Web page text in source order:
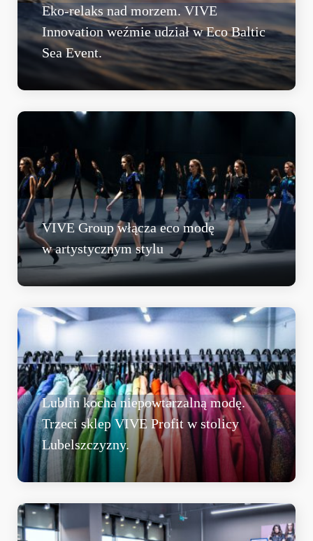
Eko-relaks nad morzem. VIVE
Innovation weźmie udział w Eco Baltic
Sea Event.
VIVE Group włącza eco modę
w artystycznym stylu
Lublin kocha niepowtarzalną modę.
Trzeci sklep VIVE Profit w stolicy
Lubelszczyzny.